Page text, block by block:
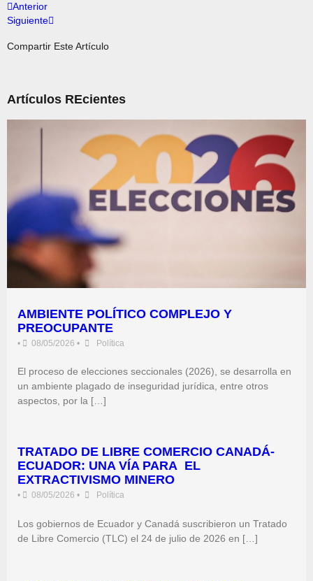
Anterior
Siguiente
Compartir Este Artículo
Artículos REcientes
AMBIENTE POLÍTICO COMPLEJO Y
PREOCUPANTE
• 08/05/2026 • Política
El proceso de elecciones seccionales (2026), se desarrolla en
un ambiente plagado de inseguridad jurídica, entre otros
aspectos, por la […]
TRATADO DE LIBRE COMERCIO CANADÁ-
ECUADOR: UNA VÍA PARA EL
EXTRACTIVISMO MINERO
• 08/05/2026 • Política
Los gobiernos de Ecuador y Canadá suscribieron un Tratado
de Libre Comercio (TLC) el 24 de julio de 2026 en […]